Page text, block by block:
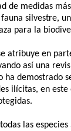
de medidas
silvestre,
para la
atribuye en
así una
ha demostrado
ilícitas, en este
las especies